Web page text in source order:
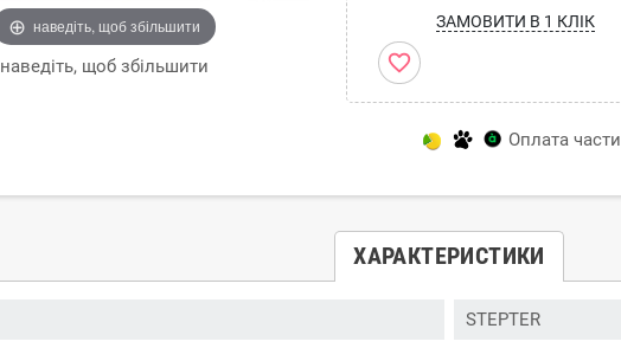
наведіть, щоб збільшити
наведіть, щоб збільшити
ЗАМОВИТИ В 1 КЛІК
favorite_border
Оплата
ХАРАКТЕРИСТИКИ
STEPTER